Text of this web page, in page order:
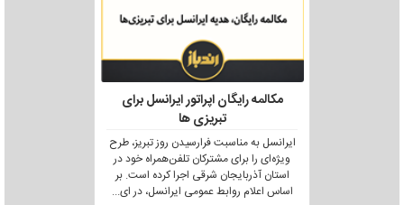
مکالمه رایگان اپراتور ایرانسل برای
تبریزی ها
ایرانسل به مناسبت فرارسیدن روز تبریز، طرح
ویژه‌ای را برای مشترکان تلفن‌همراه خود در
استان آذربایجان شرقی اجرا کرده است. بر
اساس اعلام روابط عمومی ایرانسل، در ای...